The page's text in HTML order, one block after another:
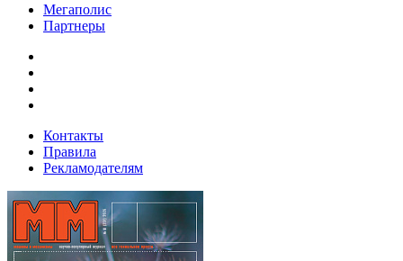
Мегаполис
Партнеры
Контакты
Правила
Рекламодателям